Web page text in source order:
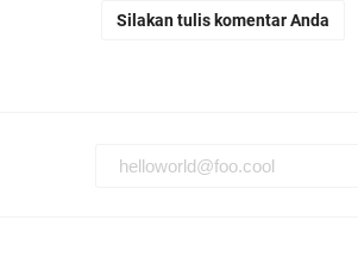
Silakan tulis komentar Anda